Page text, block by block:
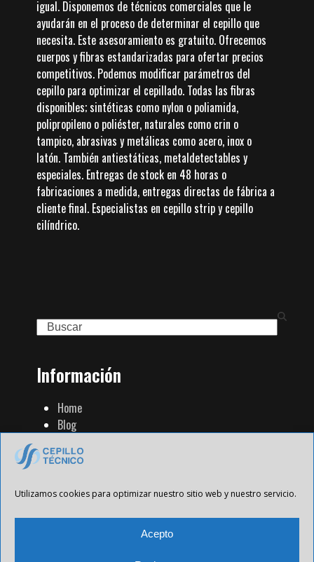
Utilizamos cookies para optimizar nuestro sitio web y nuestro servicio.
Acepto
igual. Disponemos de técnicos comerciales que le
ayudarán en el proceso de determinar el cepillo que
necesita. Este asesoramiento es gratuito. Ofrecemos
cuerpos y fibras estandarizadas para ofertar precios
competitivos. Podemos modificar parámetros del
cepillo para optimizar el cepillado. Todas las fibras
disponibles; sintéticas como nylon o poliamida,
polipropileno o poliéster, naturales como crin o
tampico, abrasivas y metálicas como acero, inox o
latón. También antiestáticas, metaldetectables y
especiales. Entregas de stock en 48 horas o
fabricaciones a medida, entregas directas de fábrica a
cliente final. Especialistas en cepillo strip y cepillo
cilíndrico.
Search
Información
Home
Blog
Contacto
Aviso Legal